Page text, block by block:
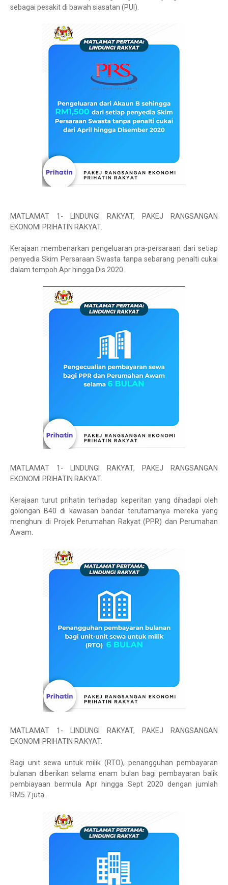
sebagai pesakit di bawah siasatan (PUI).
MATLAMAT 1- LINDUNGI RAKYAT, PAKEJ RANGSANGAN
EKONOMI PRIHATIN RAKYAT.
Kerajaan membenarkan pengeluaran pra-persaraan dari setiap
penyedia Skim Persaraan Swasta tanpa sebarang penalti cukai
dalam tempoh Apr hingga Dis 2020.
MATLAMAT 1- LINDUNGI RAKYAT, PAKEJ RANGSANGAN
EKONOMI PRIHATIN RAKYAT.
Kerajaan turut prihatin terhadap keperitan yang dihadapi oleh
golongan B40 di kawasan bandar terutamanya mereka yang
menghuni di Projek Perumahan Rakyat (PPR) dan Perumahan
Awam.
MATLAMAT 1- LINDUNGI RAKYAT, PAKEJ RANGSANGAN
EKONOMI PRIHATIN RAKYAT.
Bagi unit sewa untuk milik (RTO), penangguhan pembayaran
bulanan diberikan selama enam bulan bagi pembayaran balik
pembiayaan bermula Apr hingga Sept 2020 dengan jumlah
RM5.7 juta.